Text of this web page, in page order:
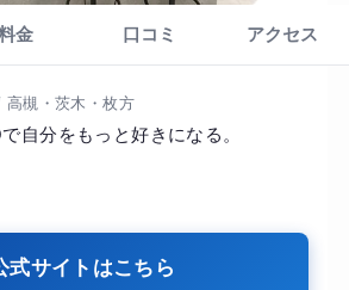
金 口コミ アクセス
高槻・茨木・枚方
自分をもっと好きになる。
式サイトはこちら